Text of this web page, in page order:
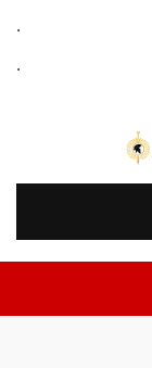
.
.